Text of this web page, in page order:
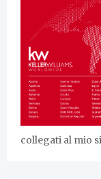
collegati al mio